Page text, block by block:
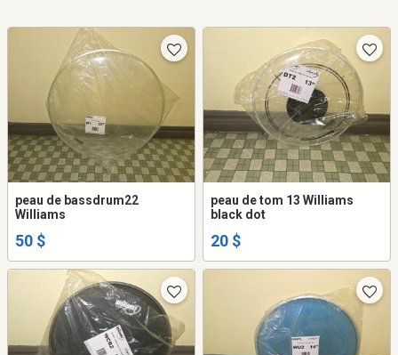
peau de bassdrum22
Williams
50 $
peau de tom 13 Williams
black dot
20 $